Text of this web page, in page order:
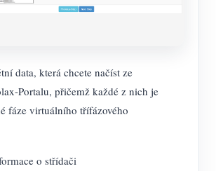
data, která chcete načíst ze
Portalu, přičemž každé z nich je
fáze virtuálního třífázového
o střídači